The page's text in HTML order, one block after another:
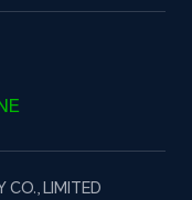
CO., LIMITED